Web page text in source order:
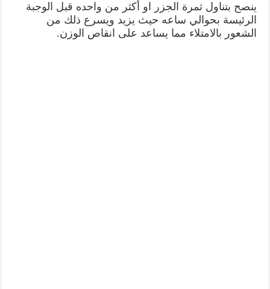
ينصح بتناول ثمرة الجزر او أكثر من واحده قبل الوجبة
الرئيسة بحوالي ساعه حيث يزيد ويسرع ذلك من
الشعور بالامتلاء مما يساعد على انقاص الوزن.